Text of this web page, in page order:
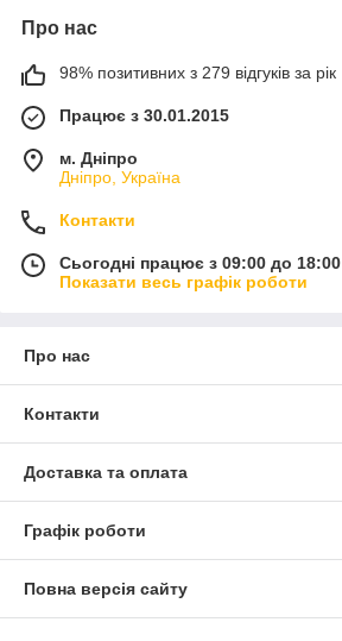
Про нас
98% позитивних з 279 відгуків за рік
Працює з 30.01.2015
м. Дніпро
Дніпро, Україна
Контакти
Сьогодні працює з 09:00 до 18:00
Показати весь графік роботи
Про нас
Контакти
Доставка та оплата
Графік роботи
Повна версія сайту